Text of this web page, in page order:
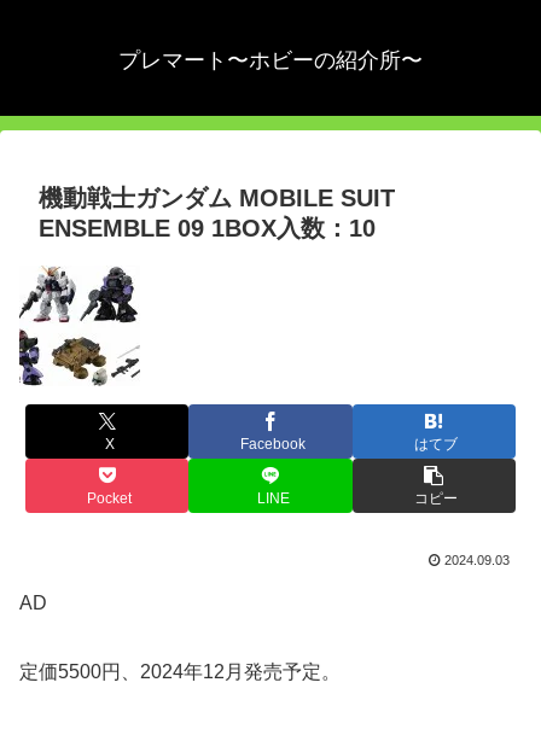
プレマート〜ホビーの紹介所〜
機動戦士ガンダム MOBILE SUIT
ENSEMBLE 09 1BOX入数：10
X Facebook はてブ
Pocket LINE コピー
2024.09.03
AD
定価5500円、2024年12月発売予定。